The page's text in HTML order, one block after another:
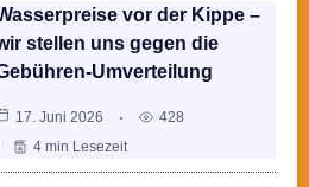
vor der Kippe –
stellen uns gegen die
Umverteilung
17. Juni 2026
428
4 min Lesezeit